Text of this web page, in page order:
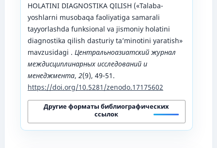
HOLATINI DIAGNOSTIKA QILISH («Talaba-
yoshlarni musobaqa faoliyatiga samarali
tayyorlashda funksional va jismoniy holatini
diagnostika qilish dasturiy ta’minotini yaratish»
mavzusidagi . Центральноазиатский журнал
междисциплинарных исследований и
менеджмента, 2(9), 49-51.
https://doi.org/10.5281/zenodo.17175602
Другие форматы библиографических
ссылок